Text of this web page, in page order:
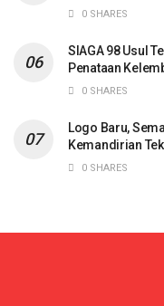
0 SHARES
SIAGA 98 Usul
Penataan
0 SHARES
Logo Baru,
Kemandirian
0 SHARES